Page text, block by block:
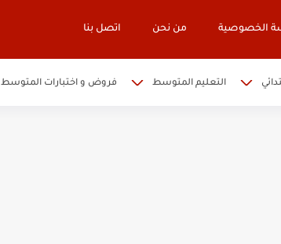
الخصوصية من نحن اتصل بنا
التعليم المتوسط فروض و اختبارات المتوسط